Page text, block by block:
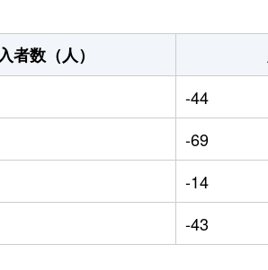
者数（人）
-44
-69
-14
-43